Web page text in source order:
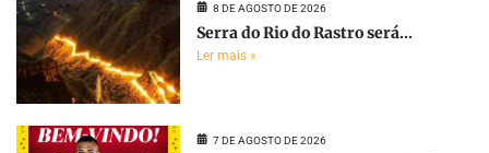
8 DE AGOSTO DE 2026
Serra do Rio do Rastro será...
Ler mais »
7 DE AGOSTO DE 2026